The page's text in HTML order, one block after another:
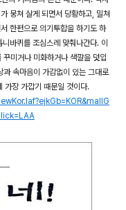
뭉쳐 살게 되면서 당황하고, 밀쳐
한편으로 의기투합을 하기도 하
바퀴를 조심스레 맞춰나간다. 이
미거나 미화하거나 색깔을 덧입
속마음이 가감없이 있는 그대로
가장 가깝기 때문일 것이다.